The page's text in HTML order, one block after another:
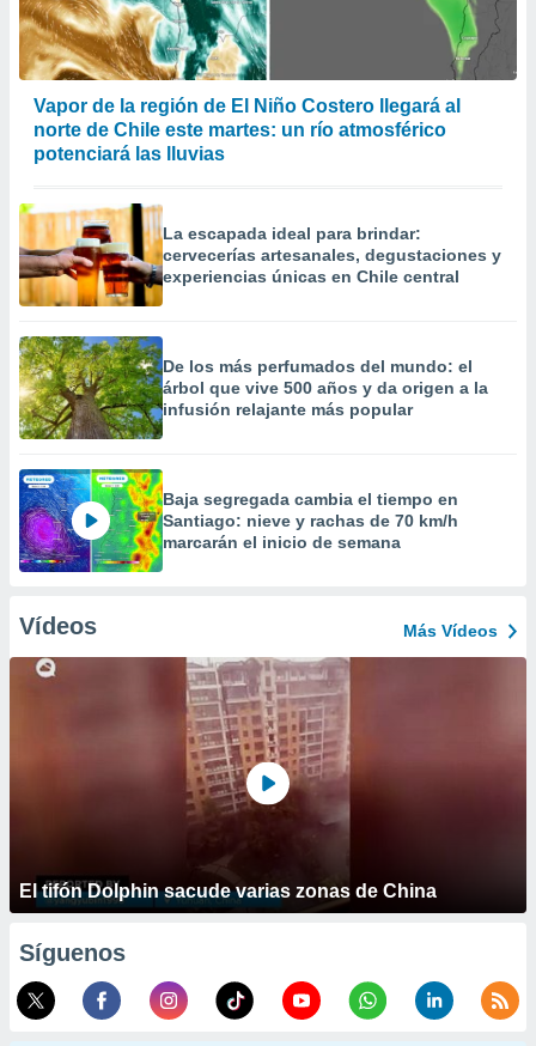
Vapor de la región de El Niño Costero llegará al
norte de Chile este martes: un río atmosférico
potenciará las lluvias
La escapada ideal para brindar:
cervecerías artesanales, degustaciones y
experiencias únicas en Chile central
De los más perfumados del mundo: el
árbol que vive 500 años y da origen a la
infusión relajante más popular
Baja segregada cambia el tiempo en
Santiago: nieve y rachas de 70 km/h
marcarán el inicio de semana
Vídeos Más Vídeos
El tifón Dolphin sacude varias zonas de China
Síguenos